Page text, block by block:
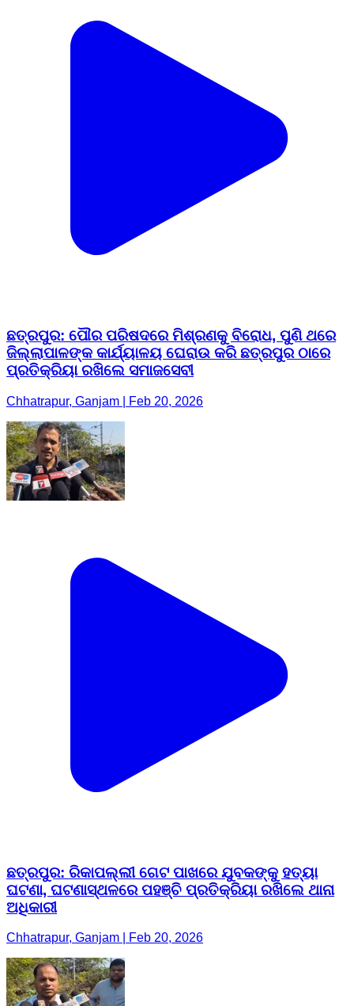
ଛତ୍ରପୁର: ପୌର ପରିଷଦରେ ମିଶ୍ରଣକୁ ବିରୋଧ, ପୁଣି ଥରେ
ଜିଲ୍ଲାପାଳଙ୍କ କାର୍ଯ୍ୟାଳୟ ଘେରାଉ କରି ଛତ୍ରପୁର ଠାରେ
ପ୍ରତିକ୍ରିୟା ରଖିଲେ ସମାଜସେବୀ
Chhatrapur, Ganjam | Feb 20, 2026
ଛତ୍ରପୁର: ରିକାପଲ୍ଲୀ ଗେଟ ପାଖରେ ଯୁବକଙ୍କୁ ହତ୍ୟା
ଘଟଣା, ଘଟଣାସ୍ଥଳରେ ପହଞ୍ଚି ପ୍ରତିକ୍ରିୟା ରଖିଲେ ଥାନା
ଅଧିକାରୀ
Chhatrapur, Ganjam | Feb 20, 2026